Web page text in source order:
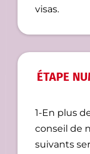
visas.
ÉTAPE
1-En plus
conseil de
suivants